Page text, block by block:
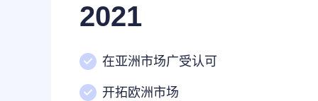
2021
在亚洲市场广受认可
开拓欧洲市场